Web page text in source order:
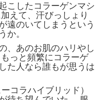
こしたコラーゲンマシ
えて、汗びっしょり
遠のいてしまうという
か。
、あのお肌のハリやし
っと頻繁にコラーゲ
た人なら誰もが思うは
コラハイブリッド）